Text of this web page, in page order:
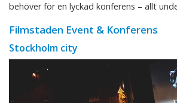
behöver för en lyckad konferens – allt
Filmstaden Event & Konferens
Stockholm city